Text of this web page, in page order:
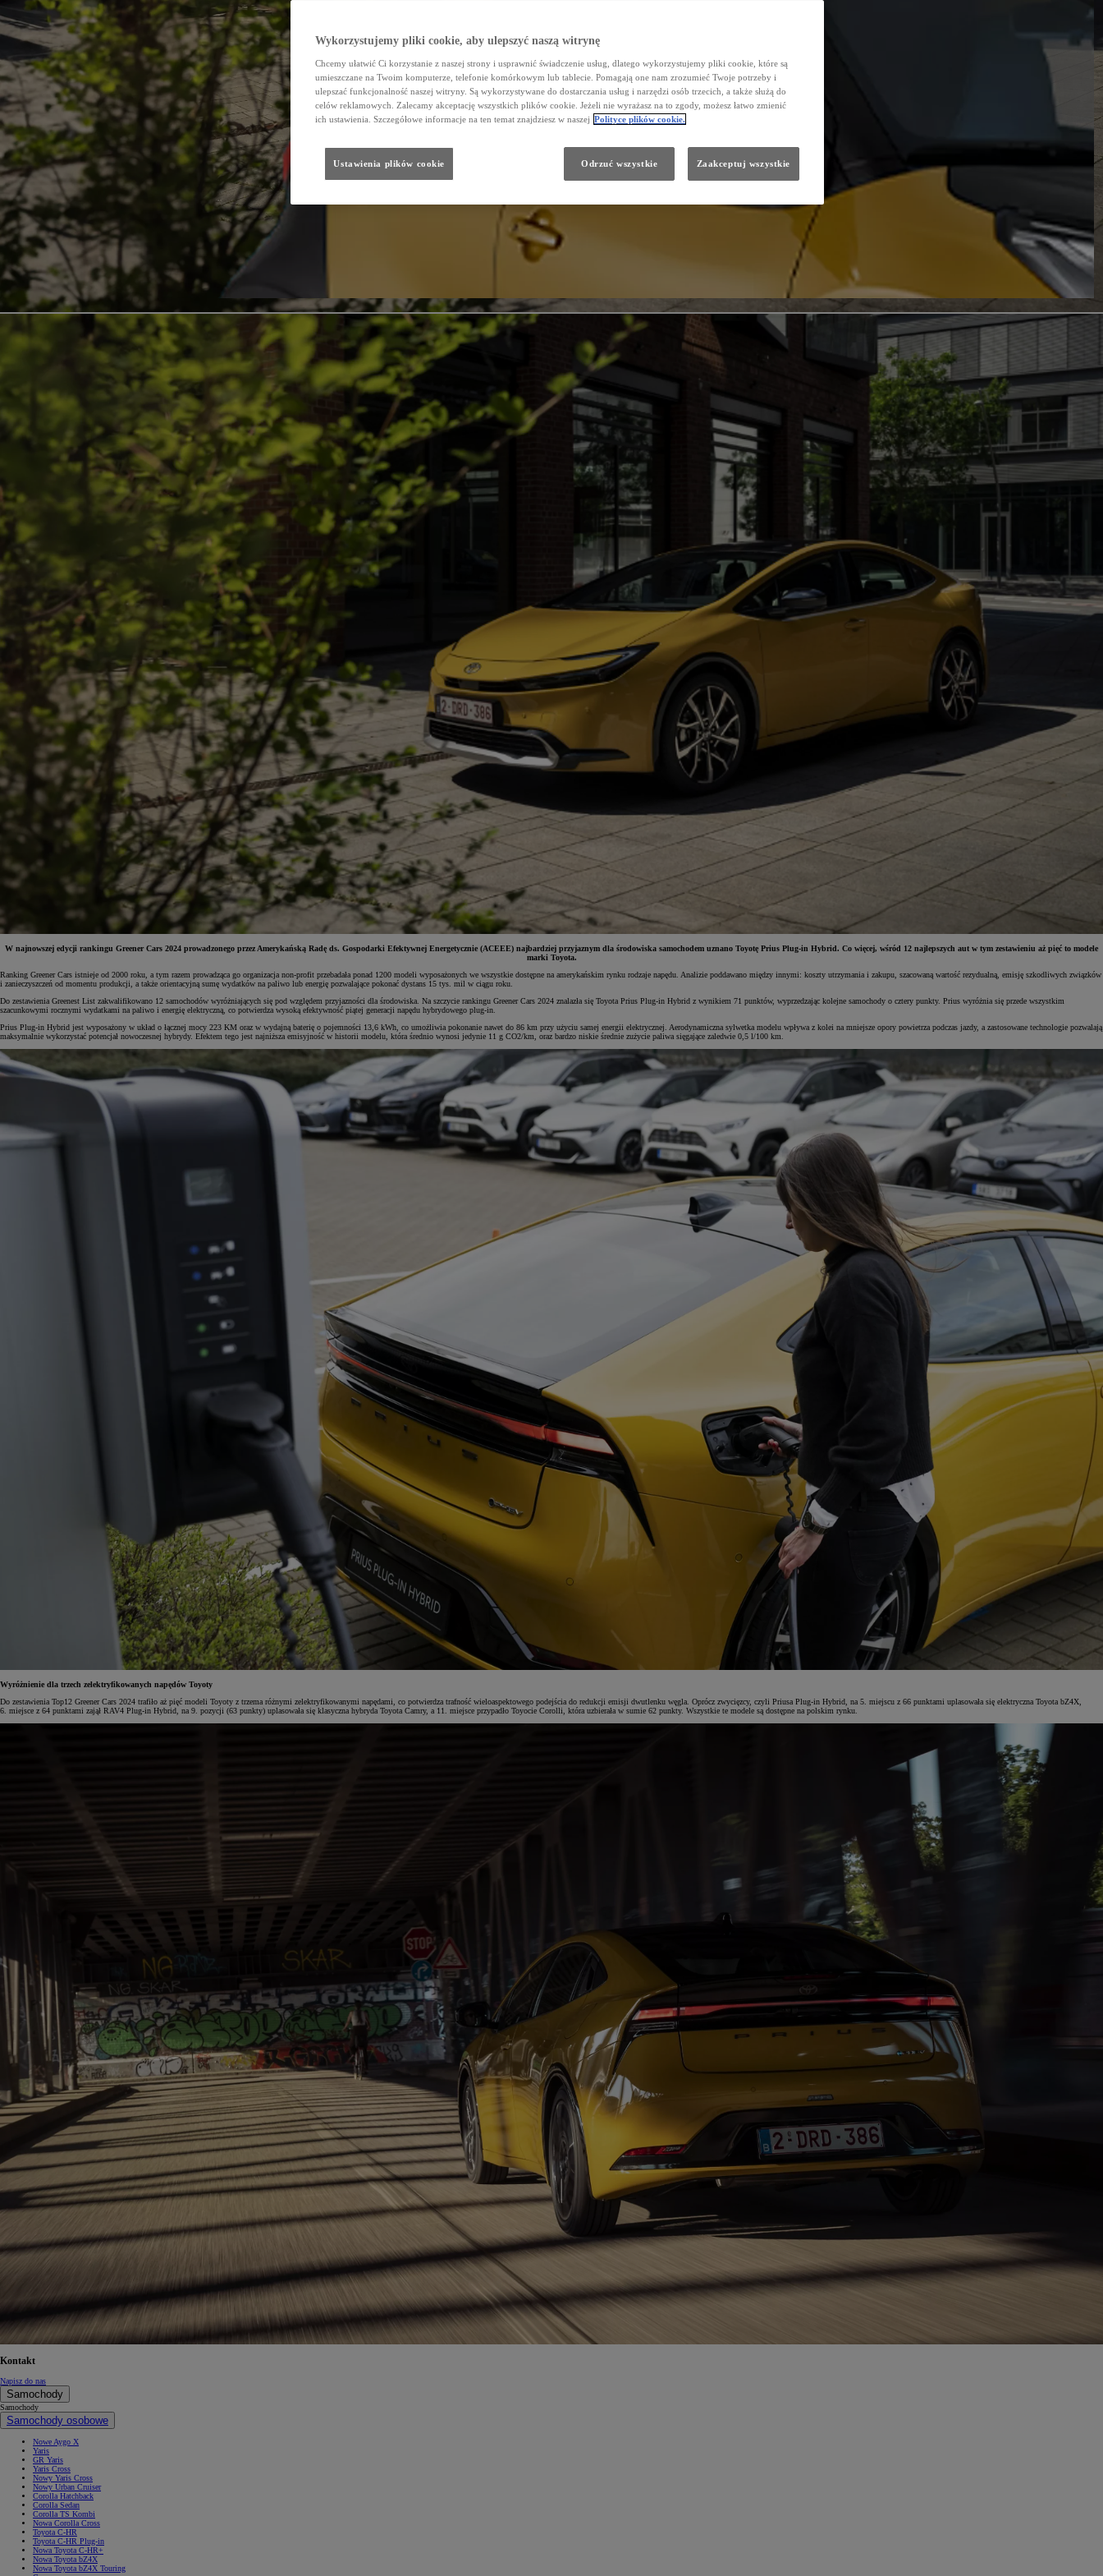
Yaris Cross
HYBRID
Corolla Hatchback
HYBRID
W najnowszej edycji rankingu Greener Cars 2024 prowadzonego przez Amerykańską Radę ds. Gospodarki Efektywnej Energetycznie (ACEEE) najbardziej przyjaznym dla środowiska samochodem uznano Toyotę Prius Plug-in Hybrid. Co więcej, wśród 12 najlepszych aut w tym zestawieniu aż pięć to modele
marki Toyota.
Ranking Greener Cars istnieje od 2000 roku, a tym razem prowadząca go organizacja non-profit przebadała ponad 1200 modeli wyposażonych we wszystkie dostępne na amerykańskim rynku rodzaje napędu. Analizie poddawano między innymi: koszty utrzymania i zakupu, szacowaną wartość rezydualną, emisję szkodliwych związków
i zanieczyszczeń od momentu produkcji, a także orientacyjną sumę wydatków na paliwo lub energię pozwalające pokonać dystans 15 tys. mil w ciągu roku.
Do zestawienia Greenest List zakwalifikowano 12 samochodów wyróżniających się pod względem przyjazności dla środowiska. Na szczycie rankingu Greener Cars 2024 znalazła się Toyota Prius Plug-in Hybrid z wynikiem 71 punktów, wyprzedzając kolejne samochody o cztery punkty. Prius wyróżnia się przede wszystkim
szacunkowymi rocznymi wydatkami na paliwo i energię elektryczną, co potwierdza wysoką efektywność piątej generacji napędu hybrydowego plug-in.
Prius Plug-in Hybrid jest wyposażony w układ o łącznej mocy 223 KM oraz w wydajną baterię o pojemności 13,6 kWh, co umożliwia pokonanie nawet do 86 km przy użyciu samej energii elektrycznej. Aerodynamiczna sylwetka modelu wpływa z kolei na mniejsze opory powietrza podczas jazdy, a zastosowane technologie pozwalają
maksymalnie wykorzystać potencjał nowoczesnej hybrydy. Efektem tego jest najniższa emisyjność w historii modelu, która średnio wynosi jedynie 11 g CO2/km, oraz bardzo niskie średnie zużycie paliwa sięgające zaledwie 0,5 l/100 km.
Wyróżnienie dla trzech zelektryfikowanych napędów Toyoty
Do zestawienia Top12 Greener Cars 2024 trafiło aż pięć modeli Toyoty z trzema różnymi zelektryfikowanymi napędami, co potwierdza trafność wieloaspektowego podejścia do redukcji emisji dwutlenku węgla. Oprócz zwycięzcy, czyli Priusa Plug-in Hybrid, na 5. miejscu z 66 punktami uplasowała się elektryczna Toyota bZ4X,
6. miejsce z 64 punktami zajął RAV4 Plug-in Hybrid, na 9. pozycji (63 punkty) uplasowała się klasyczna hybryda Toyota Camry, a 11. miejsce przypadło Toyocie Corolli, która uzbierała w sumie 62 punkty. Wszystkie te modele są dostępne na polskim rynku.
Kontakt
Napisz do nas
Samochody
Samochody
Samochody osobowe
Nowe Aygo X
Yaris
GR Yaris
Yaris Cross
Nowy Yaris Cross
Nowy Urban Cruiser
Corolla Hatchback
Corolla Sedan
Corolla TS Kombi
Nowa Corolla Cross
Toyota C-HR
Toyota C-HR Plug-in
Nowa Toyota C-HR+
Nowa Toyota bZ4X
Nowa Toyota bZ4X Touring
Wykorzystujemy pliki cookie, aby ulepszyć naszą witrynę
Chcemy ułatwić Ci korzystanie z naszej strony i usprawnić świadczenie usług, dlatego wykorzystujemy pliki cookie, które są
umieszczane na Twoim komputerze, telefonie komórkowym lub tablecie. Pomagają one nam zrozumieć Twoje potrzeby i
ulepszać funkcjonalność naszej witryny. Są wykorzystywane do dostarczania usług i narzędzi osób trzecich, a także służą do
celów reklamowych. Zalecamy akceptację wszystkich plików cookie. Jeżeli nie wyrażasz na to zgody, możesz łatwo zmienić
ich ustawienia. Szczegółowe informacje na ten temat znajdziesz w naszej Polityce plików cookie.
Ustawienia plików cookie Odrzuć wszystkie Zaakceptuj wszystkie